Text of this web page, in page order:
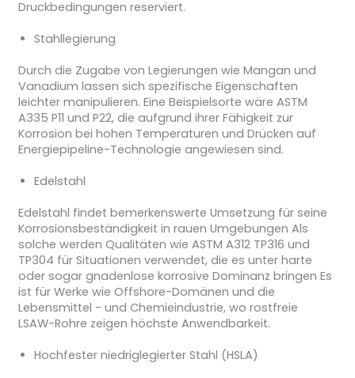
Druckbedingungen reserviert.
Stahllegierung
Durch die Zugabe von Legierungen wie Mangan und
Vanadium lassen sich spezifische Eigenschaften
leichter manipulieren. Eine Beispielsorte wäre ASTM
A335 P11 und P22, die aufgrund ihrer Fähigkeit zur
Korrosion bei hohen Temperaturen und Drücken auf
Energiepipeline-Technologie angewiesen sind.
Edelstahl
Edelstahl findet bemerkenswerte Umsetzung für seine
Korrosionsbeständigkeit in rauen Umgebungen Als
solche werden Qualitäten wie ASTM A312 TP316 und
TP304 für Situationen verwendet, die es unter harte
oder sogar gnadenlose korrosive Dominanz bringen Es
ist für Werke wie Offshore-Domänen und die
Lebensmittel - und Chemieindustrie, wo rostfreie
LSAW-Rohre zeigen höchste Anwendbarkeit.
Hochfester niedriglegierter Stahl (HSLA)